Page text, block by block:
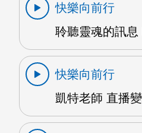
快樂向前行
聆聽靈魂的訊息
快樂向前行
凱特老師 直播